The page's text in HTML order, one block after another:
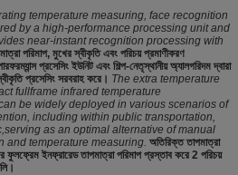
temperature measuring, face recognition
by a high-performance processing unit and
near-instant recognition processing with
পরিমাপ, মুখের স্বীকৃতি এবং পরিচয় প্রমাণীকরণ
প্রসেসিং ইউনিট এবং শিল্প-নেতৃস্থানীয় অ্যালগরিদম দ্বারা
প্রসেসিং সরবরাহ করে। The extra temperature
fullframe infrared temperature
be widely deployed in various scenarios of
including within public transportation,
as an optimal alternative of manual
and temperature measuring. অতিরিক্ত তাপমাত্রা
ফুলফ্রেম ইনফ্রারেড তাপমাত্রা পরিমাপ প্রস্তাব করে 2 পরিচয়